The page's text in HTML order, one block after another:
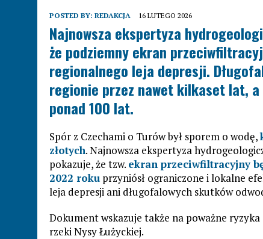
POSTED BY: REDAKCJA 16 LUTEGO 2026
Najnowsza ekspertyza
że podziemny ekran
regionalnego leja depresji.
regionie przez nawet kilkaset lat,
ponad 100 lat.
Spór z Czechami o Turów był sporem o wodę,
złotych. Najnowsza ekspertyza
pokazuje, że tzw. ekran przeciwfiltracyjny
2022 roku przyniósł ograniczone i lokalne
leja depresji ani długofalowych skutków
Dokument wskazuje także na poważne
rzeki Nysy Łużyckiej.